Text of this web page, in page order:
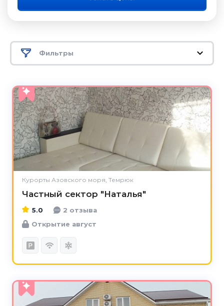
Фильтры
Курорты Азовского моря, Темрюк
Частный сектор "Наталья"
5.0
5.0
2 отзыва
Открытие август
5.0